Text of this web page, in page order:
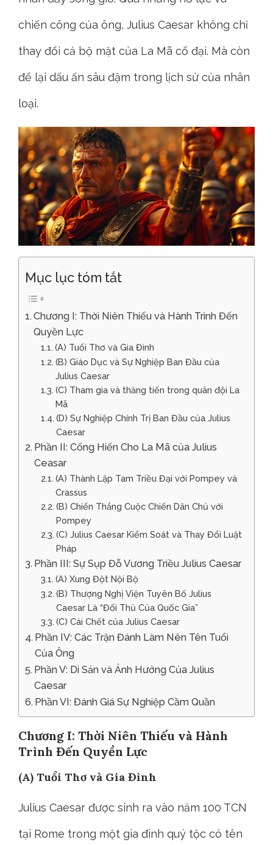
chiến công của ông, Julius Caesar không chỉ
thay đổi cả bộ mặt của La Mã cổ đại. Mà còn
để lại dấu ấn sâu đậm trong lịch sử của nhân
loại.
Mục lục tóm tắt
Chương I: Thời Niên Thiếu và Hành Trình Đến
Quyền Lực
(A) Tuổi Thơ và Gia Đình
(B) Giáo Dục và Sự Nghiệp Ban Đầu của
Julius Caesar
(C) Tham gia và thăng tiến trong quân đội La
Mã
(D) Sự Nghiệp Chính Trị Ban Đầu của Julius
Caesar
Phần II: Cống Hiến Cho La Mã của Julius
Ceasar
(A) Thành Lập Tam Triều Đại với Pompey và
Crassus
(B) Chiến Thắng Cuộc Chiến Dân Chủ với
Pompey
(C) Julius Caesar Kiểm Soát và Thay Đổi Luật
Pháp
Phần III: Sự Sụp Đỗ Vương Triều Julius Caesar
(A) Xung Đột Nội Bộ
(B) Thượng Nghị Viện Tuyên Bố Julius
Caesar Là “Đối Thủ Của Quốc Gia”
(C) Cái Chết của Julius Caesar
Phần IV: Các Trận Đánh Làm Nên Tên Tuổi
Của Ông
Phần V: Di Sản và Ảnh Hưởng Của Julius
Caesar
Phần VI: Đánh Giá Sự Nghiệp Cầm Quần
Chương I: Thời Niên Thiếu và Hành
Trình Đến Quyền Lực
(A) Tuổi Thơ và Gia Đình
Julius Caesar được sinh ra vào năm 100 TCN
tại Rome trong một gia đình quý tộc có tên